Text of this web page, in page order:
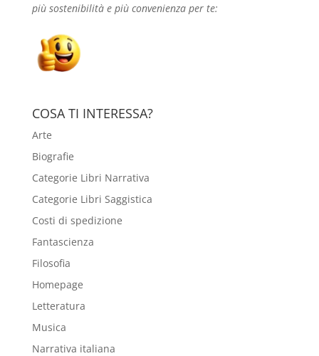
più sostenibilità e più convenienza per te:
COSA TI INTERESSA?
Arte
Biografie
Categorie Libri Narrativa
Categorie Libri Saggistica
Costi di spedizione
Fantascienza
Filosofia
Homepage
Letteratura
Musica
Narrativa italiana